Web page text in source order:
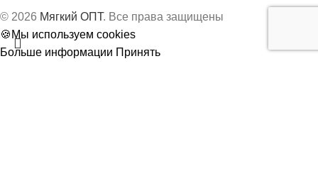
© 2026 Мягкий ОПТ. Все права защищены
🍪Мы используем cookies
Больше информации Принять